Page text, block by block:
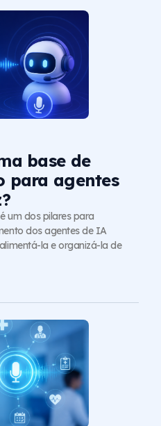
base de
para agentes
um dos pilares para
dos agentes de IA
la e organizá-la de